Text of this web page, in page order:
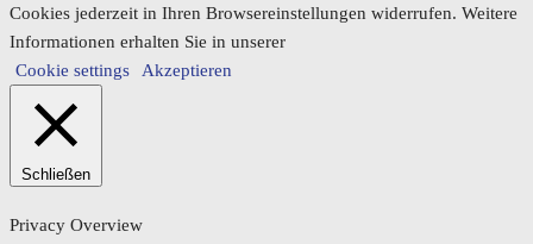
Cookies jederzeit in Ihren Browsereinstellungen widerrufen. Weitere
Informationen erhalten Sie in unserer
Cookie settings
Akzeptieren
Schließen
Privacy Overview